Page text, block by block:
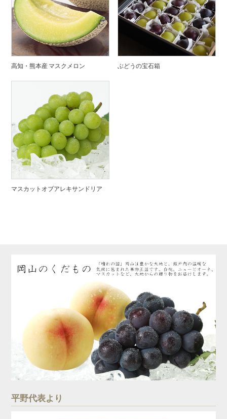
高知・熊本産 マスクメロン ぶどうの宝石箱
マスカットオブアレキサンドリア
平野代表より